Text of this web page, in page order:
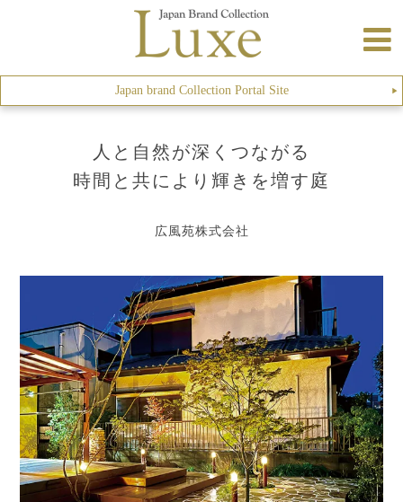
Japan brand Collection Portal Site ▶︎
人と自然が深くつながる
時間と共により輝きを増す庭
広風苑株式会社